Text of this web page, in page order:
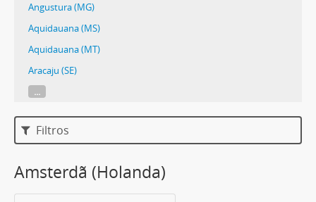
Angustura (MG)
Aquidauana (MS)
Aquidauana (MT)
Aracaju (SE)
...
Filtros
Amsterdã (Holanda)